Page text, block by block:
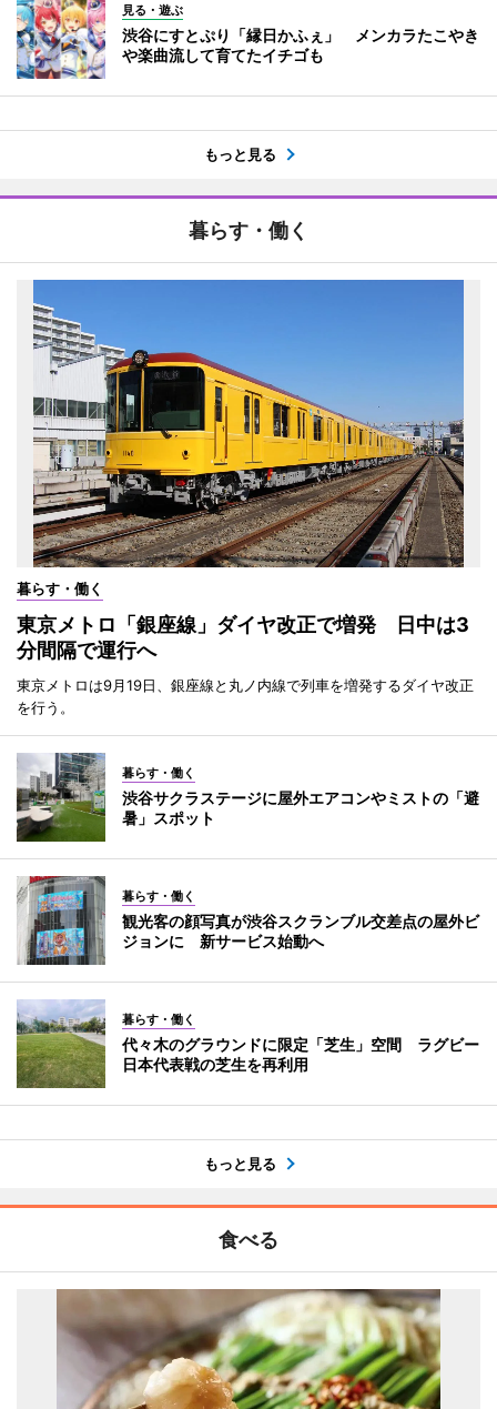
見る・遊ぶ
渋谷にすとぷり「縁日かふぇ」 メンカラたこやき
や楽曲流して育てたイチゴも
もっと見る
暮らす・働く
暮らす・働く
東京メトロ「銀座線」ダイヤ改正で増発 日中は3
分間隔で運行へ
東京メトロは9月19日、銀座線と丸ノ内線で列車を増発するダイヤ改正
を行う。
暮らす・働く
渋谷サクラステージに屋外エアコンやミストの「避
暑」スポット
暮らす・働く
観光客の顔写真が渋谷スクランブル交差点の屋外ビ
ジョンに 新サービス始動へ
暮らす・働く
代々木のグラウンドに限定「芝生」空間 ラグビー
日本代表戦の芝生を再利用
もっと見る
食べる